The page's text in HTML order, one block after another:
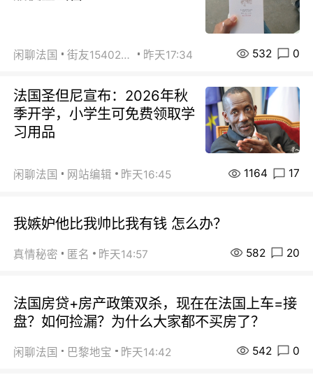
闲聊法国 街友15402223 昨天17:34 532 0
法国圣但尼宣布：2026年秋
季开学，小学生可免费领取学
习用品
闲聊法国 网站编辑 昨天16:45 1164 17
我嫉妒他比我帅比我有钱 怎么办？
真情秘密 匿名 昨天14:57 582 20
法国房贷+房产政策双杀，现在在法国上车=接
盘？如何捡漏？为什么大家都不买房了？
闲聊法国 巴黎地宝 昨天14:42 542 0